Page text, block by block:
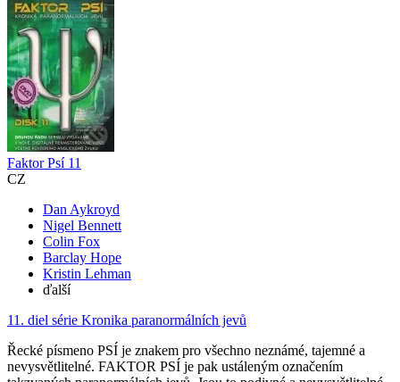
Faktor Psí 11
CZ
Dan Aykroyd
Nigel Bennett
Colin Fox
Barclay Hope
Kristin Lehman
ďalší
11. diel série Kronika paranormálních jevů
Řecké písmeno PSÍ je znakem pro všechno neznámé, tajemné a
nevysvětlitelné. FAKTOR PSÍ je pak ustáleným označením